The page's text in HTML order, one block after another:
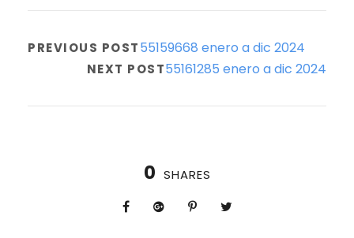
PREVIOUS POST55159668 enero a dic 2024
NEXT POST55161285 enero a dic 2024
0 SHARES